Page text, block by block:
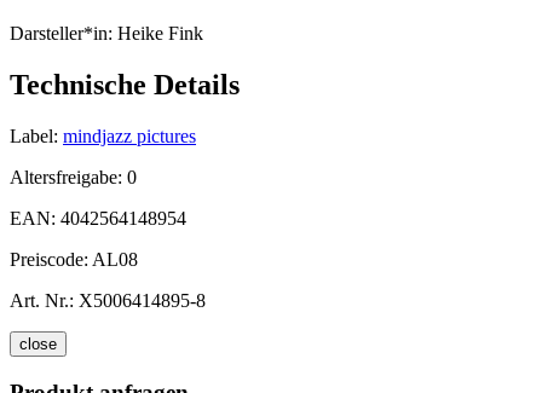
Darsteller*in: Heike Fink
Technische Details
Label: mindjazz pictures
Altersfreigabe: 0
EAN: 4042564148954
Preiscode: AL08
Art. Nr.: X5006414895-8
close